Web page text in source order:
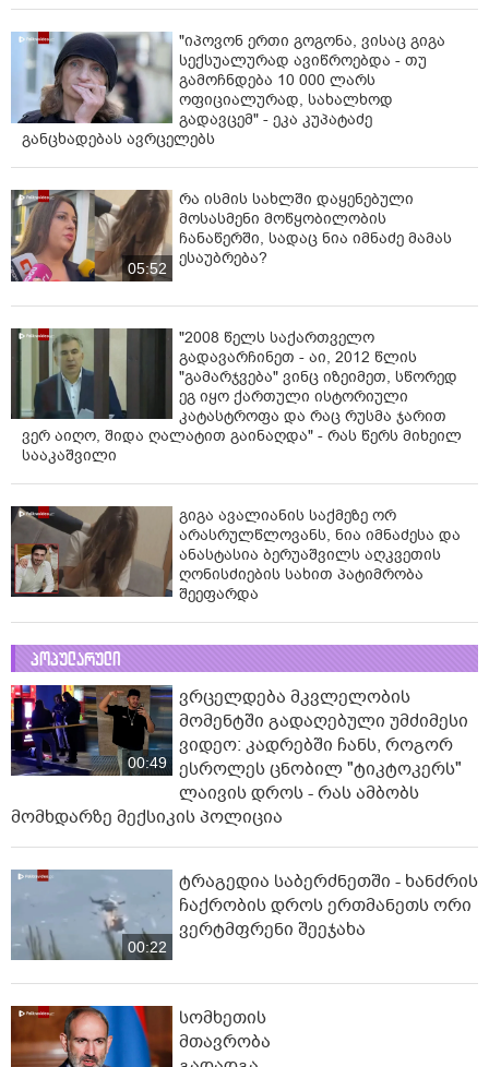
შეტევას, აკვაპულს, მიოკარდიუმის დაზიანებას
5. მძიმე ფსიქოზური კრიზი ან სუიციდური
ქცევაკონკრეტული შემთხვევები ფიქსირდება, როცა
კლეფედრონის აბსტინენციის ან ბინჯის შემდეგ
პაციენტი მძიმე ფსიქოზური ან დეპრესიულ-სუიციდური
მდგომარეობით ხვდება რეანიმაციულ
განყოფილებაში (ზოგჯერ ბენზოდიაზეპინებისა და
ალკოჰოლის ერთდროული გამოყენების ფონზე).
როგორ უნდა დავეხმაროთ- • პირველადი სიმპტომების
სწორად ამოცნობა გადამწყვეტია: თუ ადამიანი
აჩვენებს ჰიპერთერმიის, კუნთოვანი სპაზმების, ან
სერვისში. • ზოგჯერ უკვე ფატალური გართულებები
ვითარდება 3-4 საათში ბინჯის დაწყებიდან,
განსაკუთრებით, თუ ადგილი აქვს მრავალჯერად
მიღებას.
ეს არის და მგონი როცა გაქვს ასეთი ინფორმავია არ
"იპოვონ ერთი გოგონა, ვისაც გიგა
სექსუალურად ავიწროებდა - თუ
გამოჩნდება 10 000 ლარს
ოფიციალურად, სახალხოდ
გადავცემ" - ეკა კუპატაძე
განცხადებას ავრცელებს
05:52
რა ისმის სახლში დაყენებული
მოსასმენი მოწყობილობის
ჩანაწერში, სადაც ნია იმნაძე მამას
ესაუბრება?
"2008 წელს საქართველო
გადავარჩინეთ - აი, 2012 წლის
"გამარჯვება" ვინც იზეიმეთ, სწორედ
ეგ იყო ქართული ისტორიული
კატასტროფა და რაც რუსმა ჯარით
ვერ აიღო, შიდა ღალატით გაინაღდა" - რას წერს მიხეილ
სააკაშვილი
გიგა ავალიანის საქმეზე ორ
არასრულწლოვანს, ნია იმნაძესა და
ანასტასია ბერუაშვილს აღკვეთის
ღონისძიების სახით პატიმრობა
შეეფარდა
პოპულარული
00:49
ვრცელდება მკვლელობის
მომენტში გადაღებული უმძიმესი
ვიდეო: კადრებში ჩანს, როგორ
ესროლეს ცნობილ "ტიკტოკერს"
ლაივის დროს - რას ამბობს
მომხდარზე მექსიკის პოლიცია
00:22
ტრაგედია საბერძნეთში - ხანძრის
ჩაქრობის დროს ერთმანეთს ორი
ვერტმფრენი შეეჯახა
სომხეთის
მთავრობა